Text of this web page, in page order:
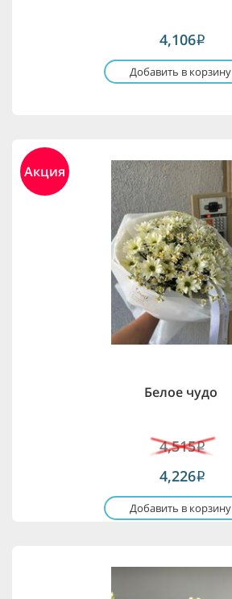
4,106i
Добавить в корзину
Акция
Белое чудо
4,515i
4,226i
Добавить в корзину